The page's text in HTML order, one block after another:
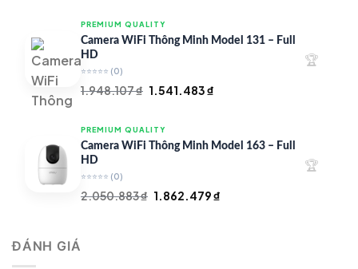
là:
2.544.745 ₫.
là:
PREMIUM QUALITY
Camera WiFi Thông Minh Model 131 – Full
HD
⭐⭐⭐⭐⭐ (0)
1.948.107₫ Giá
là:
1.948.107 ₫.
1.541.483₫
là:
🏆
PREMIUM QUALITY
Camera WiFi Thông Minh Model 163 – Full
HD
⭐⭐⭐⭐⭐ (0)
2.050.883₫ Giá
1.862.479₫
🏆
ĐÁNH GIÁ